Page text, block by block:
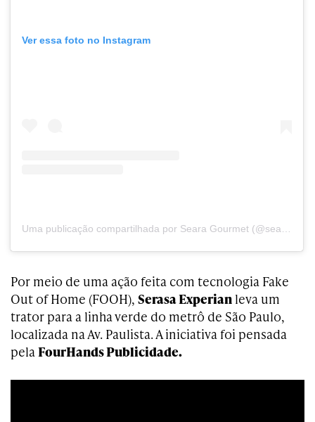
Ver essa foto no Instagram
Por meio de uma ação feita com tecnologia Fake
Out of Home (FOOH), Serasa Experian leva um
trator para a linha verde do metrô de São Paulo,
localizada na Av. Paulista. A iniciativa foi pensada
pela FourHands Publicidade.